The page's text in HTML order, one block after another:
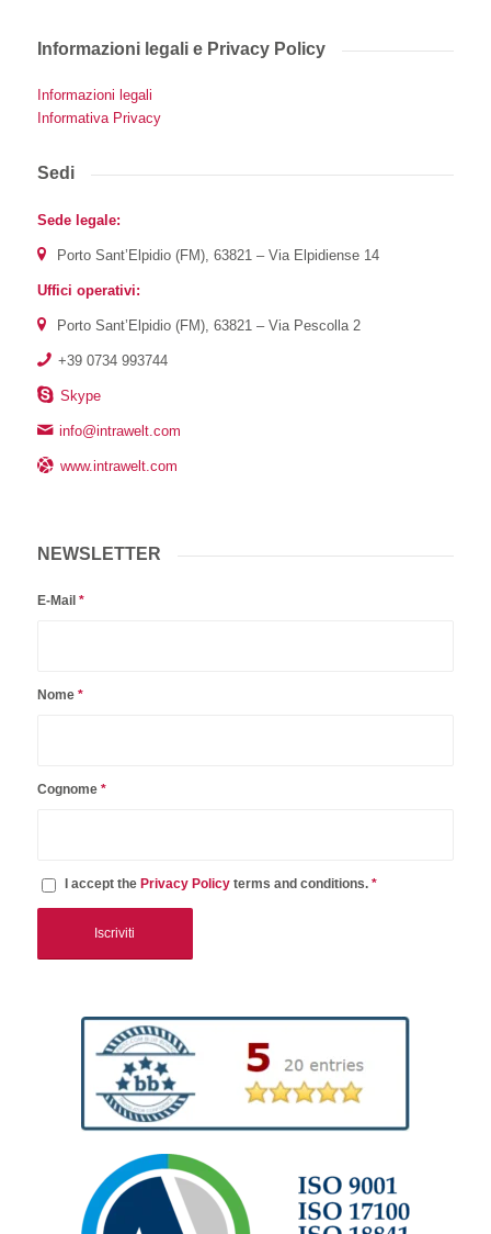
Informazioni legali e Privacy Policy
Informazioni legali
Informativa Privacy
Sedi
Sede legale:
Porto Sant’Elpidio (FM), 63821 – Via Elpidiense 14
Uffici operativi:
Porto Sant’Elpidio (FM), 63821 – Via Pescolla 2
+39 0734 993744
Skype
info@intrawelt.com
www.intrawelt.com
NEWSLETTER
E-Mail *
Nome *
Cognome *
I accept the Privacy Policyterms and conditions. *